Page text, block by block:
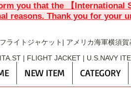
you that the 【International
reasons. Thank you for your
ライト ジャケット| アメリカ海軍横須
| FLIGHT JACKET | U.S.NAVY
NEW ITEM CATEGORY